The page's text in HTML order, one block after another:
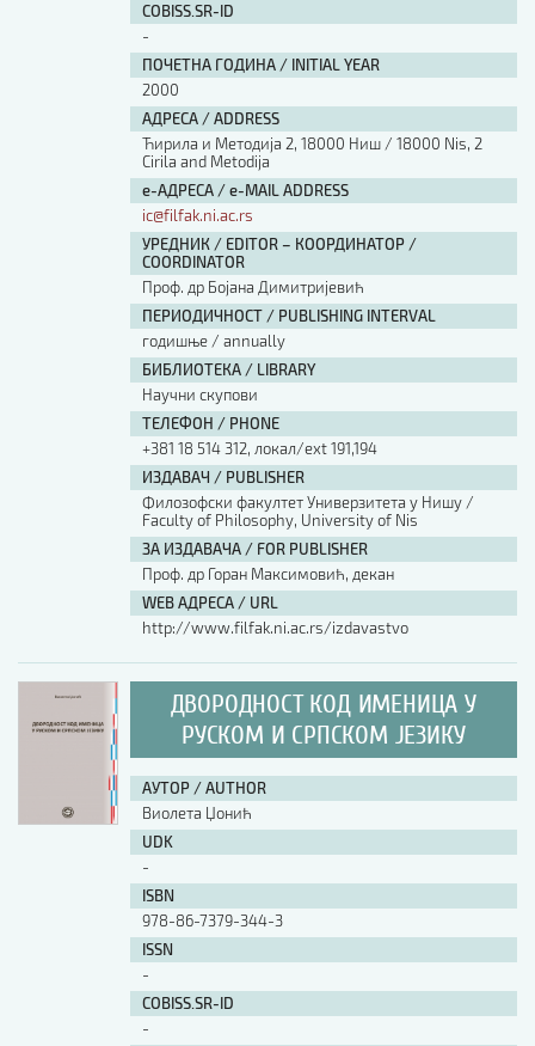
COBISS.SR-ID
-
ПОЧЕТНА ГОДИНА / INITIAL YEAR
2000
АДРЕСА / ADDRESS
Ћирила и Методија 2, 18000 Ниш / 18000 Nis, 2
Cirila and Metodija
е-АДРЕСА / e-MAIL ADDRESS
ic@filfak.ni.ac.rs
УРЕДНИК / EDITOR – КООРДИНАТОР /
COORDINATOR
Проф. др Бојана Димитријевић
ПЕРИОДИЧНОСТ / PUBLISHING INTERVAL
годишње / annually
БИБЛИОТЕКА / LIBRARY
Научни скупови
ТЕЛЕФОН / PHONE
+381 18 514 312, локал/ext 191,194
ИЗДАВАЧ / PUBLISHER
Филозофски факултет Универзитета у Нишу /
Faculty of Philosophy, University of Nis
ЗА ИЗДАВАЧА / FOR PUBLISHER
Проф. др Горан Максимовић, декан
WEB АДРЕСА / URL
http://www.filfak.ni.ac.rs/izdavastvo
ДВОРОДНОСТ КОД ИМЕНИЦА У
РУСКОМ И СРПСКОМ ЈЕЗИКУ
АУТОР / AUTHOR
Виолета Џонић
UDK
-
ISBN
978-86-7379-344-3
ISSN
-
COBISS.SR-ID
-